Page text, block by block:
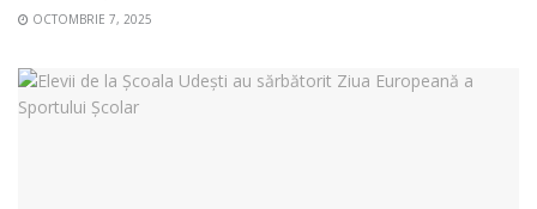
OCTOMBRIE 7, 2025